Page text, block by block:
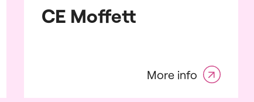
Sector
and
CE Moffett
More info